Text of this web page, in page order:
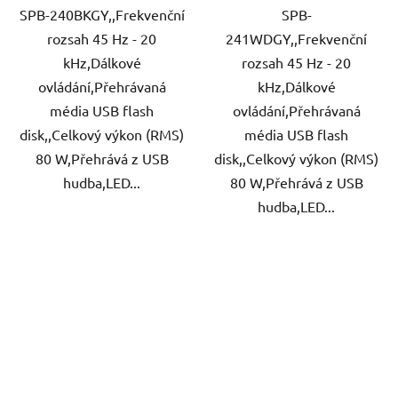
SPB-240BKGY,,Frekvenční
rozsah 45 Hz - 20
kHz,Dálkové
ovládání,Přehrávaná
média USB flash
disk,,Celkový výkon (RMS)
80 W,Přehrává z USB
hudba,LED...
SPB-
241WDGY,,Frekvenční
rozsah 45 Hz - 20
kHz,Dálkové
ovládání,Přehrávaná
média USB flash
disk,,Celkový výkon (RMS)
80 W,Přehrává z USB
hudba,LED...